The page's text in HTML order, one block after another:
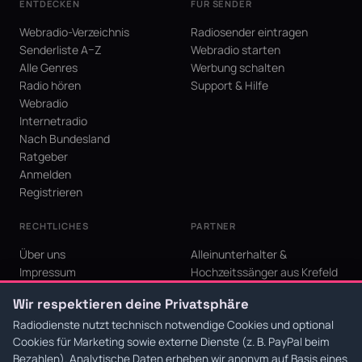
ENTDECKEN
Webradio-Verzeichnis
Senderliste A–Z
Alle Genres
Radio hören
Webradio
Internetradio
Nach Bundesland
Ratgeber
Anmelden
Registrieren
FÜR SENDER
Radiosender eintragen
Webradio starten
Werbung schalten
Support & Hilfe
RECHTLICHES
Über uns
Impressum
AGB
Cookie-Einstellungen
PARTNER
Alleinunterhalter &
Hochzeitssänger aus Krefeld
Krefeld für den Niederrhein
Wir respektieren deine Privatsphäre
Radiodienste nutzt technisch notwendige Cookies und optional
Cookies für Marketing sowie externe Dienste (z. B. PayPal beim
Bezahlen). Analytische Daten erheben wir anonym auf Basis eines